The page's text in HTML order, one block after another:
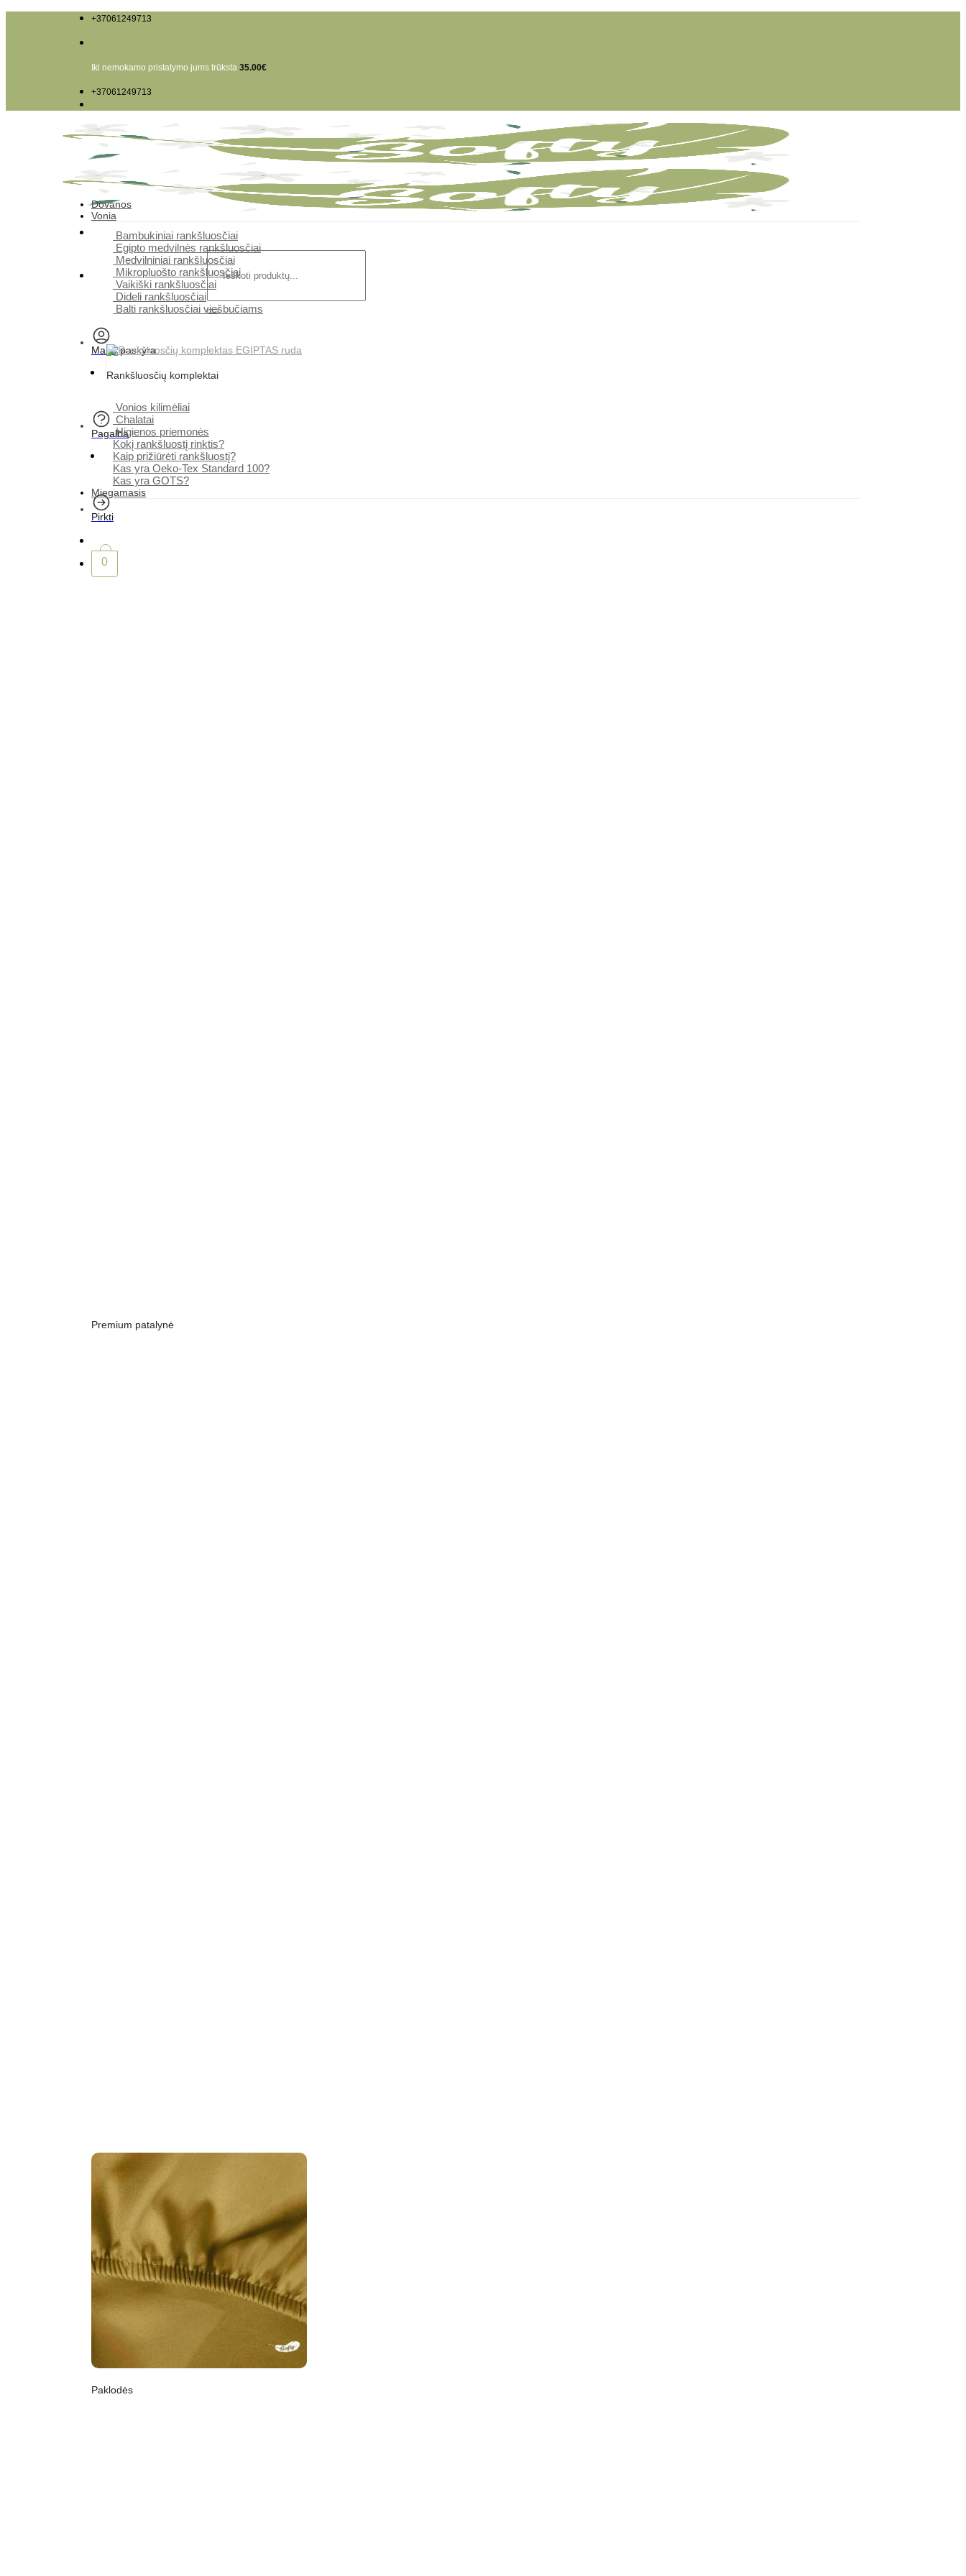
+37061249713
Iki nemokamo pristatymo jums trūksta 35.00€
+37061249713
Ieškoti:
Mano paskyra
Pagalba
Pirkti
0
Dovanos
Vonia
Bambukiniai rankšluosčiai
Egipto medvilnės rankšluosčiai
Medvilniniai rankšluosčiai
Mikropluošto rankšluosčiai
Vaikiški rankšluosčiai
Dideli rankšluosčiai
Balti rankšluosčiai viešbučiams
Rankšluosčių komplektai
Vonios kilimėliai
Chalatai
Higienos priemonės
Kokį rankšluostį rinktis?
Kaip prižiūrėti rankšluostį?
Kas yra Oeko-Tex Standard 100?
Kas yra GOTS?
Miegamasis
Premium patalynė
Paklodės